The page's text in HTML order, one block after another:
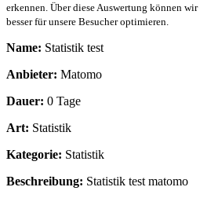
erkennen. Über diese Auswertung können
besser für unsere Besucher optimieren.
Name: Statistik test
Anbieter: Matomo
Dauer: 0 Tage
Art: Statistik
Kategorie: Statistik
Beschreibung: Statistik test matomo